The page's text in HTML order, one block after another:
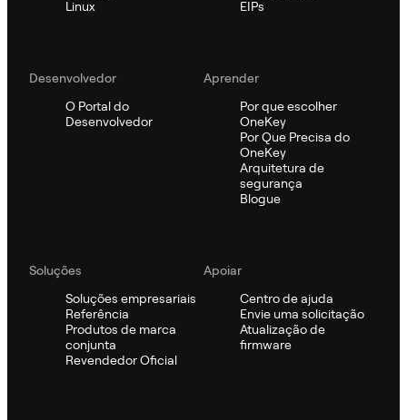
Linux
EIPs
Desenvolvedor
O Portal do
Desenvolvedor
Aprender
Por que escolher
OneKey
Por Que Precisa do
OneKey
Arquitetura de
segurança
Blogue
Soluções
Soluções empresariais
Referência
Produtos de marca
conjunta
Revendedor Oficial
Apoiar
Centro de ajuda
Envie uma solicitação
Atualização de
firmware